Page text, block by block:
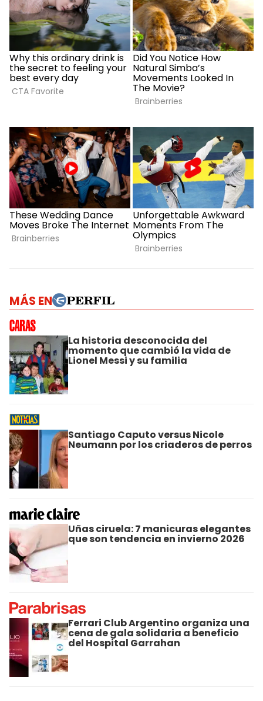
MÁS EN
La historia desconocida del
momento que cambió la vida de
Lionel Messi y su familia
Santiago Caputo versus Nicole
Neumann por los criaderos de perros
Uñas ciruela: 7 manicuras elegantes
que son tendencia en invierno 2026
Ferrari Club Argentino organiza una
cena de gala solidaria a beneficio
del Hospital Garrahan